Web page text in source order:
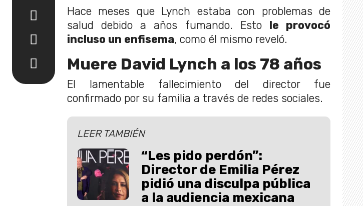
Hace meses que Lynch estaba con problemas de
salud debido a años fumando. Esto le provocó
incluso un enfisema, como él mismo reveló.
Muere David Lynch a los 78 años
El lamentable fallecimiento del director fue
confirmado por su familia a través de redes sociales.
LEER TAMBIÉN
“Les pido perdón”:
Director de Emilia Pérez
pidió una disculpa pública
a la audiencia mexicana